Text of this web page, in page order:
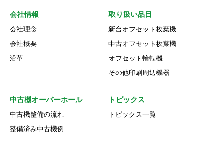
会社情報
会社理念
会社概要
沿革
取り扱い品目
新台オフセット枚葉機
中古オフセット枚葉機
オフセット輪転機
その他印刷周辺機器
中古機オーバーホール
中古機整備の流れ
整備済み中古機例
トピックス
トピックス一覧